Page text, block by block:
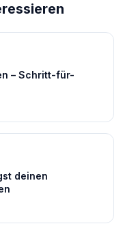
– Schritt-für-
deinen